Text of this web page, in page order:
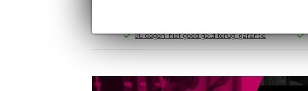
30 dagen 'niet goed geld terug' garantie